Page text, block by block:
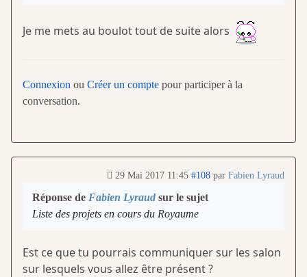
Je me mets au boulot tout de suite alors
Connexion ou Créer un compte pour participer à la
conversation.
29 Mai 2017 11:45 #108 par Fabien Lyraud
Réponse de Fabien Lyraud sur le sujet
Liste des projets en cours du Royaume
Est ce que tu pourrais communiquer sur les salon
sur lesquels vous allez être présent ?